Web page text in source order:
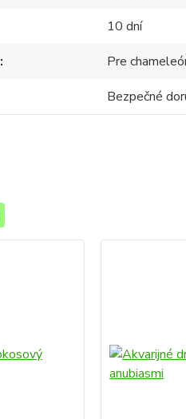
10 dní
Pre
Bezpečné